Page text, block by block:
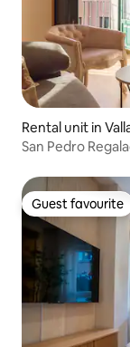
Rental unit in
San Pedro
Guest favourite
Guest favourite